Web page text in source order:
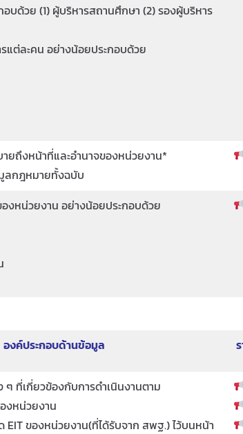
บด้วย (1) ผู้บริหารสถานศึกษา (2) รองผู้บริหาร
ต่ละคน อย่างน้อยประกอบด้วย
ยถึงหน้าที่และอำนาจของหน่วยงาน*
ลกฎหมายทั้งฉบับ
งหน่วยงาน อย่างน้อยประกอบด้วย
องค์ประกอบด้านข้อมูล
ที่เกี่ยวข้องกับการดำเนินงานตาม
งหน่วยงาน
EIT ของหน่วยงาน(ที่ได้รับจาก สพฐ.) ไว้บนหน้า